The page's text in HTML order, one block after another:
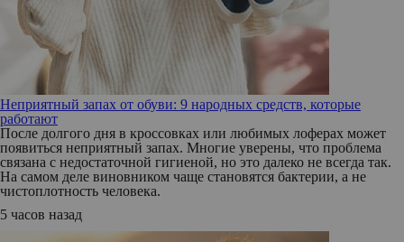
Неприятный запах от обуви: 9 народных средств, которые
работают
После долгого дня в кроссовках или любимых лоферах может
появиться неприятный запах. Многие уверены, что проблема
связана с недостаточной гигиеной, но это далеко не всегда так.
На самом деле виновником чаще становятся бактерии, а не
чистоплотность человека.
5 часов назад